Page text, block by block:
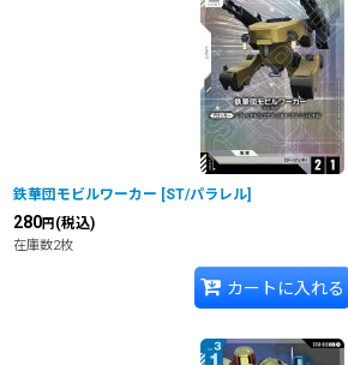
鉄華団モビルワーカー [ST/パラレル]
280円 (税込)
在庫数2枚
カートに入れる